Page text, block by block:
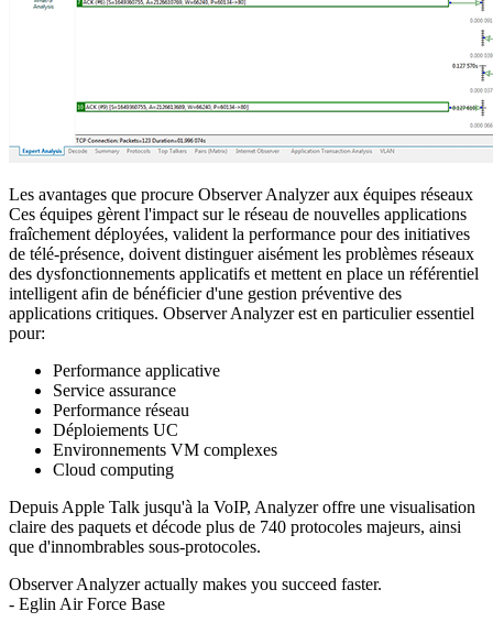
Les avantages que procure Observer Analyzer aux équipes réseaux
Ces équipes gèrent l'impact sur le réseau de nouvelles applications
fraîchement déployées, valident la performance pour des initiatives
de télé-présence, doivent distinguer aisément les problèmes réseaux
des dysfonctionnements applicatifs et mettent en place un référentiel
intelligent afin de bénéficier d'une gestion préventive des
applications critiques. Observer Analyzer est en particulier essentiel
pour:
Performance applicative
Service assurance
Performance réseau
Déploiements UC
Environnements VM complexes
Cloud computing
Depuis Apple Talk jusqu'à la VoIP, Analyzer offre une visualisation
claire des paquets et décode plus de 740 protocoles majeurs, ainsi
que d'innombrables sous-protocoles.
Observer Analyzer actually makes you succeed faster.
- Eglin Air Force Base